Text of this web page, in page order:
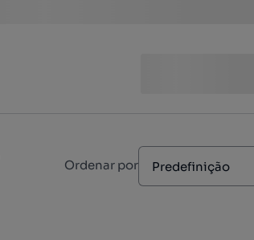
Ordenar por Predefinição